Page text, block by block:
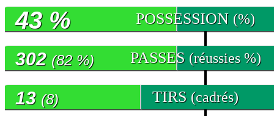
POSSESSION (%)
43 %
PASSES (réussies %)
302 (82 %)
TIRS (cadrés)
13 (8)